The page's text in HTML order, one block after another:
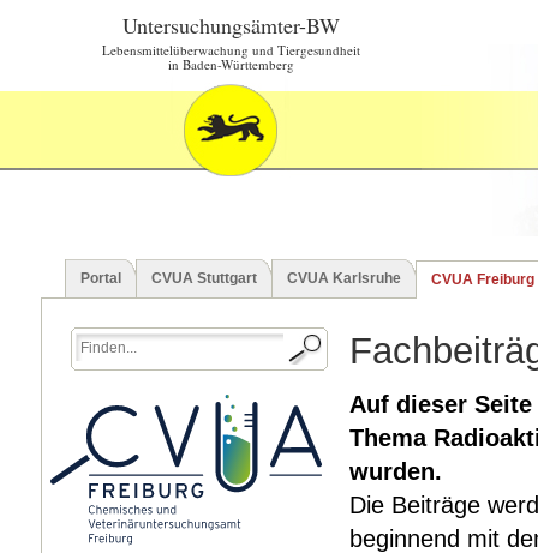
Untersuchungsämter-BW
Lebensmittelüberwachung und Tiergesundheit
in Baden-Württemberg
Portal CVUA Stuttgart CVUA Karlsruhe CVUA Freiburg
Auf dieser
Thema
wurden.
Die Beiträge
beginnend mit